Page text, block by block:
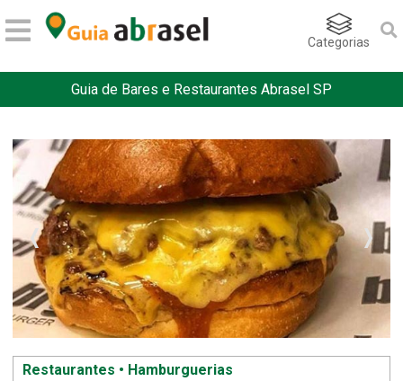
Categorias
Guia de Bares e Restaurantes Abrasel SP
Restaurantes • Hamburguerias